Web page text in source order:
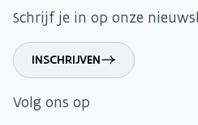
Schrijf je in op onze
INSCHRIJVEN
Volg ons op